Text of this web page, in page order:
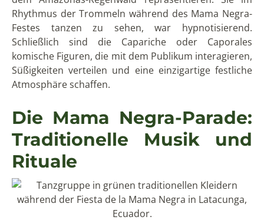
Rhythmus der Trommeln während des Mama Negra-
Festes tanzen zu sehen, war hypnotisierend.
Schließlich sind die Capariche oder Caporales
komische Figuren, die mit dem Publikum interagieren,
Süßigkeiten verteilen und eine einzigartige festliche
Atmosphäre schaffen.
Die Mama Negra-Parade:
Traditionelle Musik und
Rituale